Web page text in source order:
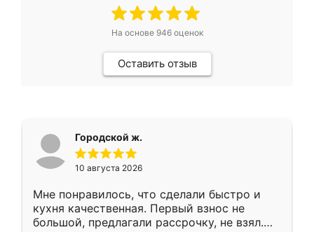
На основе 946оценок
Оставить отзыв
Городской ж.
10 августа 2026
Мне понравилось, что сделали быстро и
кухня качественная. Первый взнос не
большой, предлагали рассрочку, не взял.